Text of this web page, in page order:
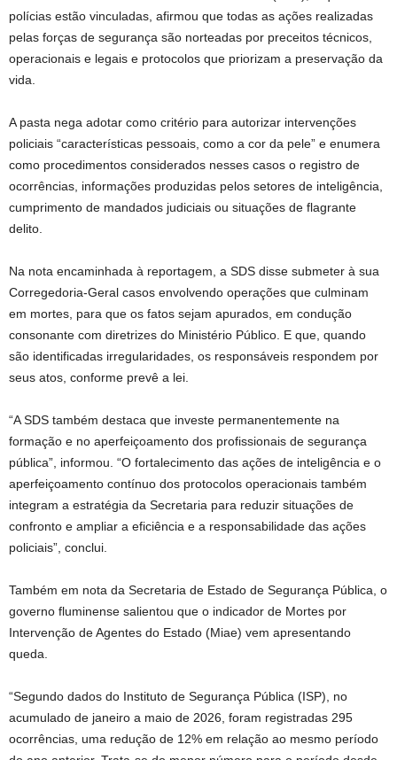
polícias estão vinculadas, afirmou que todas as ações realizadas
pelas forças de segurança são norteadas por preceitos técnicos,
operacionais e legais e protocolos que priorizam a preservação da
vida.
A pasta nega adotar como critério para autorizar intervenções
policiais “características pessoais, como a cor da pele” e enumera
como procedimentos considerados nesses casos o registro de
ocorrências, informações produzidas pelos setores de inteligência,
cumprimento de mandados judiciais ou situações de flagrante
delito.
Na nota encaminhada à reportagem, a SDS disse submeter à sua
Corregedoria-Geral casos envolvendo operações que culminam
em mortes, para que os fatos sejam apurados, em condução
consonante com diretrizes do Ministério Público. E que, quando
são identificadas irregularidades, os responsáveis respondem por
seus atos, conforme prevê a lei.
“A SDS também destaca que investe permanentemente na
formação e no aperfeiçoamento dos profissionais de segurança
pública”, informou. “O fortalecimento das ações de inteligência e o
aperfeiçoamento contínuo dos protocolos operacionais também
integram a estratégia da Secretaria para reduzir situações de
confronto e ampliar a eficiência e a responsabilidade das ações
policiais”, conclui.
Também em nota da Secretaria de Estado de Segurança Pública, o
governo fluminense salientou que o indicador de Mortes por
Intervenção de Agentes do Estado (Miae) vem apresentando
queda.
“Segundo dados do Instituto de Segurança Pública (ISP), no
acumulado de janeiro a maio de 2026, foram registradas 295
ocorrências, uma redução de 12% em relação ao mesmo período